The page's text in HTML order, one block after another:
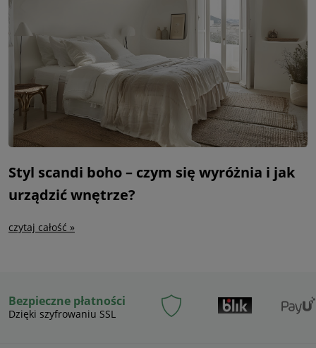
Styl scandi boho – czym się wyróżnia i jak
urządzić wnętrze?
czytaj całość »
Bezpieczne płatności
Dzięki szyfrowaniu SSL